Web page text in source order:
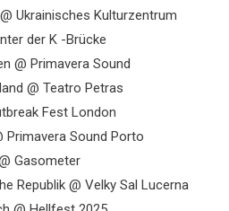
Ukrainisches Kulturzentrum
der K -Brücke
@ Primavera Sound
@ Teatro Petras
Fest London
Primavera Sound Porto
Gasometer
Republik @ Velky Sal Lucerna